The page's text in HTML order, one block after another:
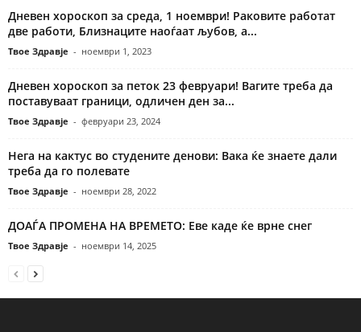
Дневен хороскоп за среда, 1 ноември! Раковите работат
две работи, Близнаците наоѓаат љубов, а...
Твое Здравје - ноември 1, 2023
Дневен хороскоп за петок 23 февруари! Вагите треба да
поставуваат граници, одличен ден за...
Твое Здравје - февруари 23, 2024
Нега на кактус во студените денови: Вака ќе знаете дали
треба да го полевате
Твое Здравје - ноември 28, 2022
ДОАЃА ПРОМЕНА НА ВРЕМЕТО: Еве каде ќе врне снег
Твое Здравје - ноември 14, 2025